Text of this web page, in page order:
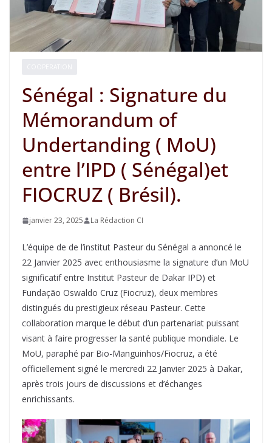
Sénégal : Signature du
Mémorandum of
Undertanding ( MoU)
entre l’IPD ( Sénégal)et
FIOCRUZ ( Brésil).
janvier 23, 2025 La Rédaction CI
L’équipe de de l’institut Pasteur du Sénégal a annoncé le
22 Janvier 2025 avec enthousiasme la signature d’un MoU
significatif entre Institut Pasteur de Dakar IPD) et
Fundação Oswaldo Cruz (Fiocruz), deux membres
distingués du prestigieux réseau Pasteur. Cette
collaboration marque le début d’un partenariat puissant
visant à faire progresser la santé publique mondiale. Le
MoU, paraphé par Bio-Manguinhos/Fiocruz, a été
officiellement signé le mercredi 22 Janvier 2025 à Dakar,
après trois jours de discussions et d’échanges
enrichissants.